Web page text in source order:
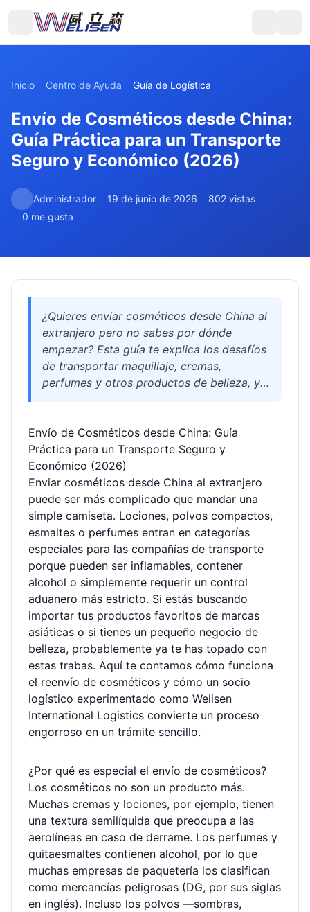
Inicio Centro de Ayuda Guía de Logística
Envío de Cosméticos desde China:
Guía Práctica para un Transporte
Seguro y Económico (2026)
Administrador 19 de junio de 2026
802 vistas
0 me gusta
¿Quieres enviar cosméticos desde China al
extranjero pero no sabes por dónde
empezar? Esta guía te explica los desafíos
de transportar maquillaje, cremas,
perfumes y otros productos de belleza, y
aduanas y normativas de mercancías
peligrosas. Descubre rutas de envío,
consolidación, embalaje, costes y
respuestas a las preguntas más frecuentes
para que tus cosméticos lleguen a destino
sin preocupaciones.
Envío de Cosméticos desde China: Guía
Práctica para un Transporte Seguro y
Económico (2026)
Enviar cosméticos desde China al extranjero
puede ser más complicado que mandar una
simple camiseta. Lociones, polvos compactos,
esmaltes o perfumes entran en categorías
especiales para las compañías de transporte
porque pueden ser inflamables, contener
alcohol o simplemente requerir un control
aduanero más estricto. Si estás buscando
importar tus productos favoritos de marcas
asiáticas o si tienes un pequeño negocio de
belleza, probablemente ya te has topado con
estas trabas. Aquí te contamos cómo funciona
el reenvío de cosméticos y cómo un socio
logístico experimentado como Welisen
International Logistics convierte un proceso
engorroso en un trámite sencillo.
¿Por qué es especial el envío de cosméticos?
Los cosméticos no son un producto más.
Muchas cremas y lociones, por ejemplo, tienen
una textura semilíquida que preocupa a las
aerolíneas en caso de derrame. Los perfumes y
quitaesmaltes contienen alcohol, por lo que
muchas empresas de paquetería los clasifican
como mercancías peligrosas (DG, por sus siglas
en inglés). Incluso los polvos —sombras,